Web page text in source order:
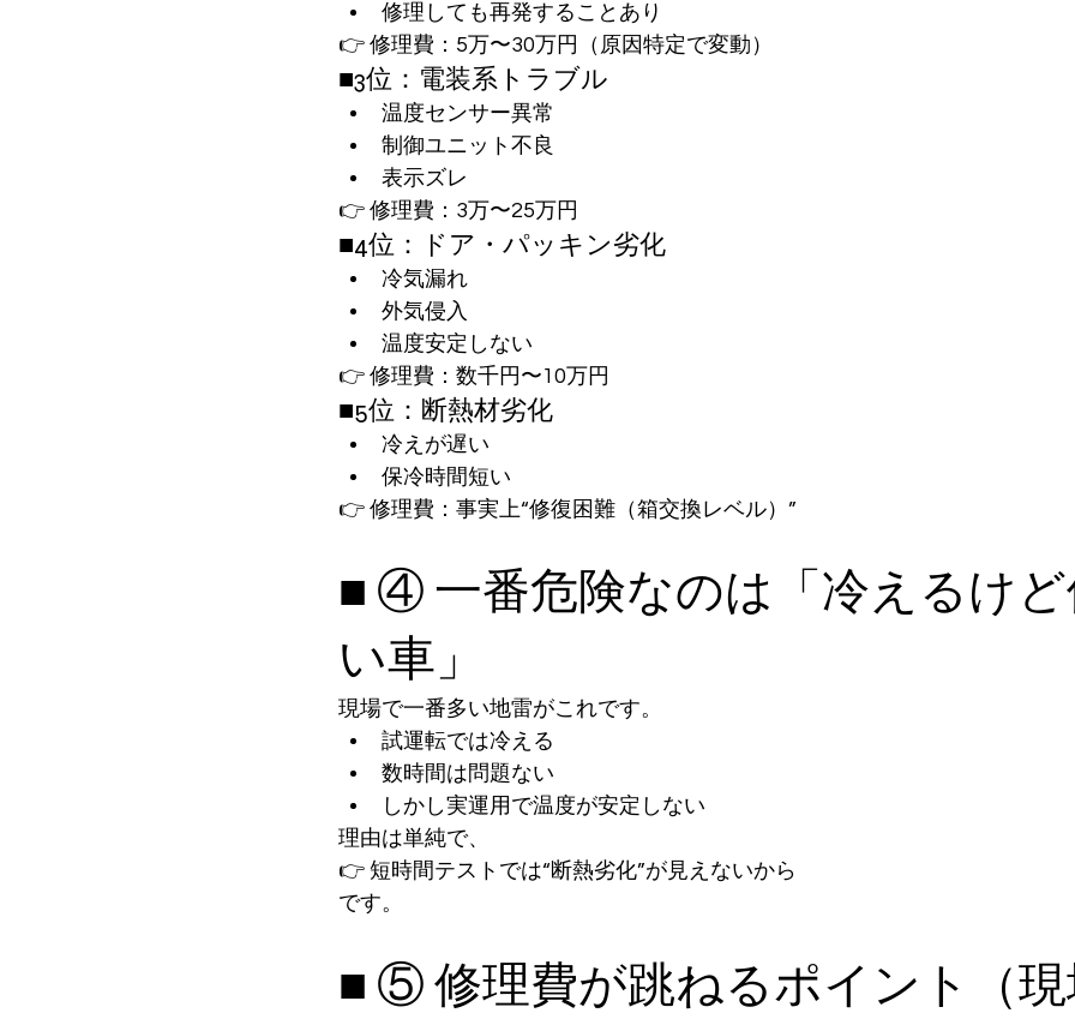
修理しても再発することあり
👉 修理費：5万〜30万円（原因特定で変動）
■3位：電装系トラブル
温度センサー異常
制御ユニット不良
表示ズレ
👉 修理費：3万〜25万円
■4位：ドア・パッキン劣化
冷気漏れ
外気侵入
温度安定しない
👉 修理費：数千円〜10万円
■5位：断熱材劣化
冷えが遅い
保冷時間短い
👉 修理費：事実上“修復困難（箱交換レベル）”
■ ④ 一番危険なのは「冷えるけ
い車」
現場で一番多い地雷がこれです。
試運転では冷える
数時間は問題ない
しかし実運用で温度が安定しない
理由は単純で、
👉 短時間テストでは“断熱劣化”が見えないから
です。
■ ⑤ 修理費が跳ねるポイント（